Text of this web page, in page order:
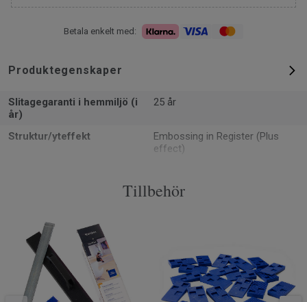
Betala enkelt med:
Produktegenskaper
Slitagegaranti i hemmiljö (i
år)
25 år
Struktur/yteffekt
Embossing in Register (Plus
effect)
10 mm
m² per paket
Artiklar per paket
Klassificering för
bostadsmiljö
23 Hög
Tillbehör